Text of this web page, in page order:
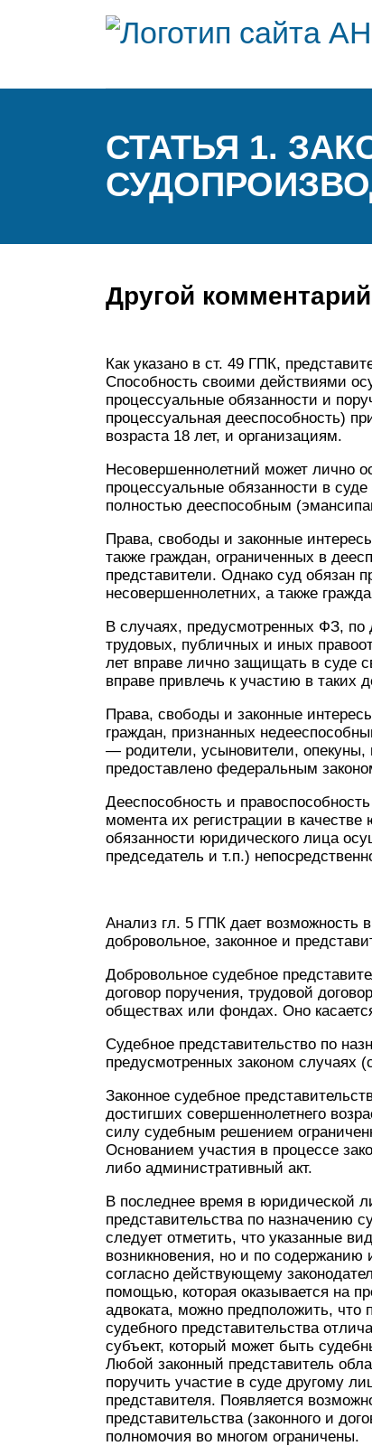
СТАТЬЯ 1.
Другой
Как указано в ст. 49 ГПК,
Способность своими действиями
процессуальные обязанности и
процессуальная дееспособность)
возраста 18 лет, и организациям.
Несовершеннолетний может лично
процессуальные обязанности в
полностью дееспособным
Права, свободы и законные
также граждан, ограниченных в
представители. Однако суд обязан
несовершеннолетних, а также
В случаях, предусмотренных ФЗ,
трудовых, публичных и иных
лет вправе лично защищать в суде
вправе привлечь к участию в таких
Права, свободы и законные
граждан, признанных
— родители, усыновители, опекуны,
предоставлено федеральным
Дееспособность и
момента их регистрации в
обязанности юридического лица
председатель и т.п.)
Анализ гл. 5 ГПК дает возможность
добровольное, законное и
Добровольное судебное
договор поручения, трудовой
обществах или фондах. Оно
Судебное представительство по
предусмотренных законом случаях
Законное судебное
достигших совершеннолетнего
силу судебным решением
Основанием участия в процессе
либо административный акт.
В последнее время в юридической
представительства по назначению
следует отметить, что указанные
возникновения, но и по содержанию
согласно действующему
помощью, которая оказывается на
адвоката, можно предположить, что
судебного представительства
субъект, который может быть
Любой законный представитель
поручить участие в суде другому
представителя. Появляется
представительства (законного и
полномочия во многом ограничены.